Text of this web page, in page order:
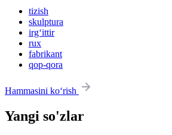
tizish
skulptura
irg‘ittir
rux
fabrikant
qop-qora
Hammasini ko‘rish
Yangi so'zlar